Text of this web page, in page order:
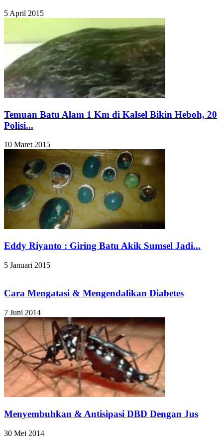
5 April 2015
Temuan Batu Alam 1 Km di Kalsel Bikin Heboh, 20
Polisi...
10 Maret 2015
Eddy Riyanto : Giring Batu Akik Sumsel Jadi...
5 Januari 2015
Cara Mengatasi & Mengendalikan Diabetes
7 Juni 2014
Menyembuhkan & Antisipasi DBD Dengan Jus
30 Mei 2014